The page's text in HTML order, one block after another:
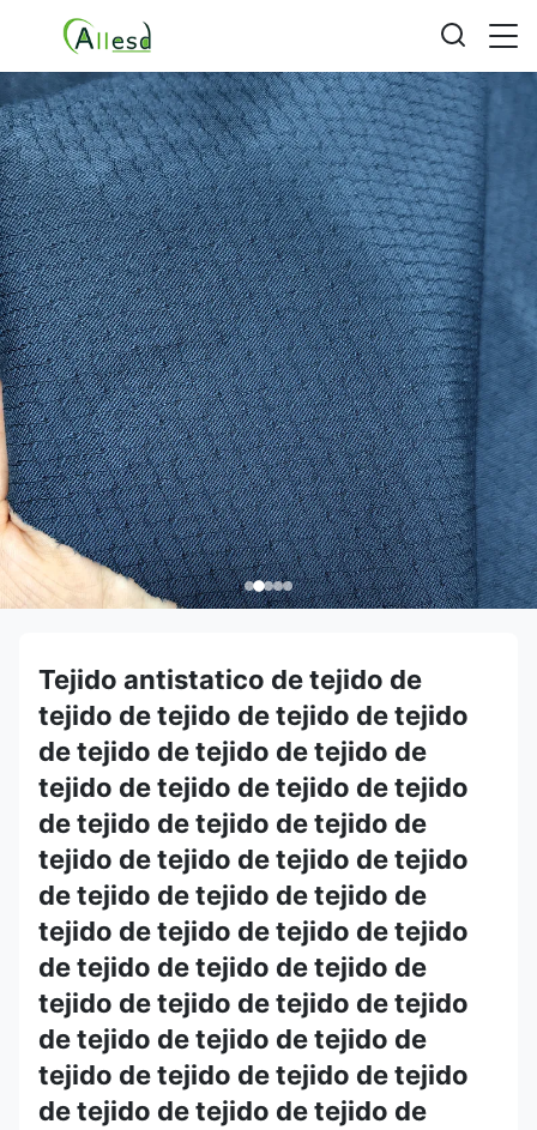
Tejido antistatico de tejido de
tejido de tejido de tejido de tejido
de tejido de tejido de tejido de
tejido de tejido de tejido de tejido
de tejido de tejido de tejido de
tejido de tejido de tejido de tejido
de tejido de tejido de tejido de
tejido de tejido de tejido de tejido
de tejido de tejido de tejido de
tejido de tejido de tejido de tejido
de tejido de tejido de tejido de
tejido de tejido de tejido de tejido
de tejido de tejido de tejido de